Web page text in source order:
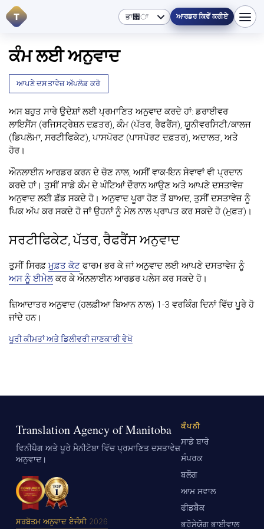
T ਆਰਡਰ ਕਿਵੇਂ ਕਰੀਏ
ਕੰਮ ਲਈ ਅਨੁਵਾਦ
ਆਪਣੇ ਦਸਤਾਵੇਜ਼ ਅੱਪਲੋਡ ਕਰੋ
ਅਸ ਬਹੁਤ ਸਾਰੇ ਉਦੇਸ਼ਾਂ ਲਈ ਪ੍ਰਮਾਣਿਤ ਅਨੁਵਾਦ ਕਰਦੇ ਹਾਂ: ਡਰਾਈਵਰ
ਲਾਇਸੈਂਸ (ਰਜਿਸਟ੍ਰੇਸ਼ਨ ਦਫ਼ਤਰ), ਕੰਮ (ਪੱਤਰ, ਰੈਫਰੈਂਸ), ਯੂਨੀਵਰਸਿਟੀ/ਕਾਲਜ
(ਡਿਪਲੋਮਾ, ਸਰਟੀਫਿਕੇਟ), ਪਾਸਪੋਰਟ (ਪਾਸਪੋਰਟ ਦਫ਼ਤਰ), ਅਦਾਲਤ, ਅਤੇ
ਹੋਰ।
ਔਨਲਾਈਨ ਆਰਡਰ ਕਰਨ ਦੇ ਚੋਣ ਨਾਲ, ਅਸੀਂ ਵਾਕ-ਇਨ ਸੇਵਾਵਾਂ ਵੀ ਪ੍ਰਦਾਨ
ਕਰਦੇ ਹਾਂ। ਤੁਸੀਂ ਸਾਡੇ ਕੰਮ ਦੇ ਘੰਟਿਆਂ ਦੌਰਾਨ ਆਉਣ ਅਤੇ ਆਪਣੇ ਦਸਤਾਵੇਜ਼
ਅਨੁਵਾਦ ਲਈ ਛੱਡ ਸਕਦੇ ਹੋ। ਅਨੁਵਾਦ ਪੂਰਾ ਹੋਣ ਤੋਂ ਬਾਅਦ, ਤੁਸੀਂ ਦਸਤਾਵੇਜ਼ ਨੂੰ
ਪਿਕ ਅੱਪ ਕਰ ਸਕਦੇ ਹੋ ਜਾਂ ਉਹਨਾਂ ਨੂੰ ਮੇਲ ਨਾਲ ਪ੍ਰਾਪਤ ਕਰ ਸਕਦੇ ਹੋ (ਮੁਫ਼ਤ)।
ਸਰਟੀਫਿਕੇਟ, ਪੱਤਰ, ਰੈਫਰੈਂਸ ਅਨੁਵਾਦ
ਤੁਸੀਂ ਸਿਰਫ਼ ਮੁਫ਼ਤ ਕੋਟ ਫਾਰਮ ਭਰ ਕੇ ਜਾਂ ਅਨੁਵਾਦ ਲਈ ਆਪਣੇ ਦਸਤਾਵੇਜ਼ ਨੂੰ
ਅਸ ਨੂੰ ਈਮੇਲਕਰ ਕੇ ਔਨਲਾਈਨ ਆਰਡਰ ਪਲੇਸ ਕਰ ਸਕਦੇ ਹੋ।
ਜ਼ਿਆਦਾਤਰ ਅਨੁਵਾਦ (ਹਲਫ਼ੀਆ ਬਿਆਨ ਨਾਲ) 1-3 ਵਰਕਿੰਗ ਦਿਨਾਂ ਵਿੱਚ ਪੂਰੇ ਹੋ
ਜਾਂਦੇ ਹਨ।
ਪੂਰੀ ਕੀਮਤਾਂ ਅਤੇ ਡਿਲੀਵਰੀ ਜਾਣਕਾਰੀ ਵੇਖੋ
Translation Agency of Manitoba
ਵਿਨੀਪੈਗ ਅਤੇ ਪੂਰੇ ਮੈਨੀਟੋਬਾ ਵਿੱਚ ਪ੍ਰਮਾਣਿਤ ਦਸਤਾਵੇਜ਼
ਅਨੁਵਾਦ।
ਸਰਬੋਤਮ ਅਨੁਵਾਦ ਏਜੰਸੀ 2026
ਕੰਪਨੀ
ਸਾਡੇ ਬਾਰੇ
ਸੰਪਰਕ
ਬਲੌਗ
ਆਮ ਸਵਾਲ
ਫੀਡਬੈਕ
ਭਰੋਸੇਯੋਗ ਭਾਈਵਾਲ